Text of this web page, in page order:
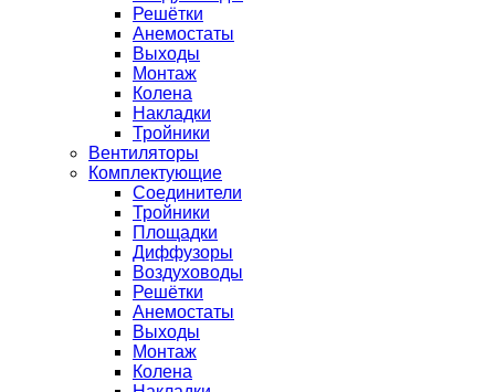
Решётки
Анемостаты
Выходы
Монтаж
Колена
Накладки
Тройники
Вентиляторы
Комплектующие
Соединители
Тройники
Площадки
Диффузоры
Воздуховоды
Решётки
Анемостаты
Выходы
Монтаж
Колена